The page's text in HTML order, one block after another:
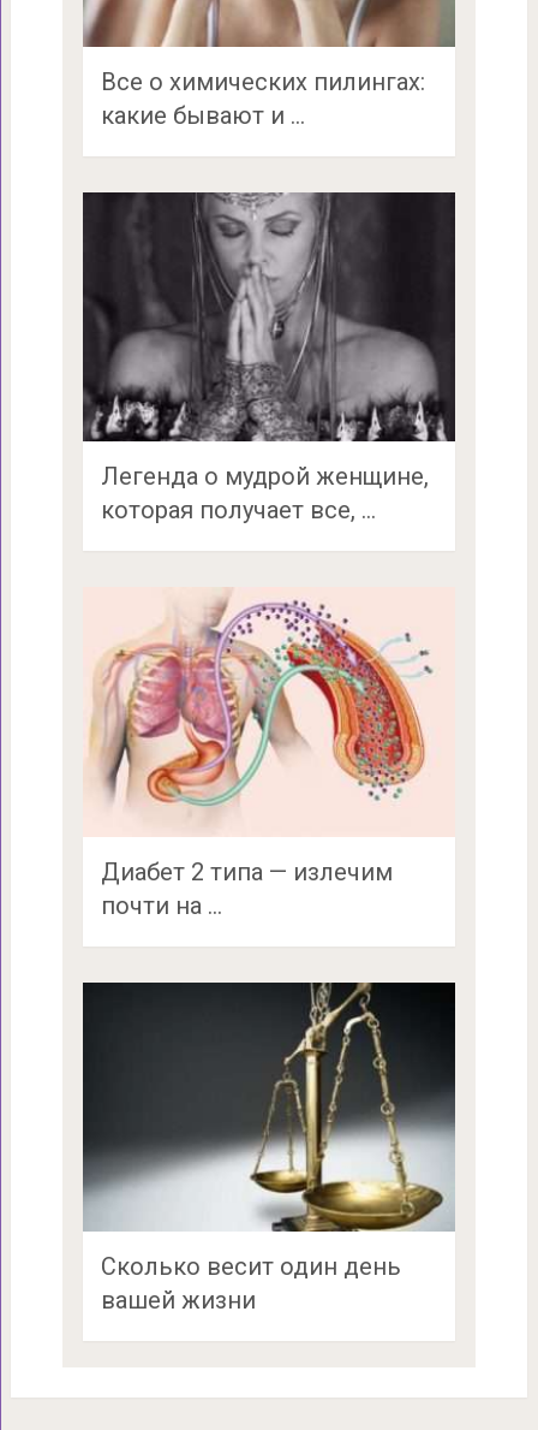
Все о химических пилингах:
какие бывают и …
Легенда о мудрой женщине,
которая получает все, …
Диабет 2 типа — излечим
почти на …
Сколько весит один день
вашей жизни